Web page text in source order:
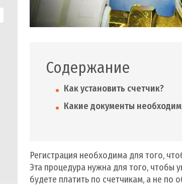
Содержание
Как установить счетчик?
Какие документы
Регистрация необходима для того,
Эта процедура нужна для того,
будете платить по счетчикам, а не